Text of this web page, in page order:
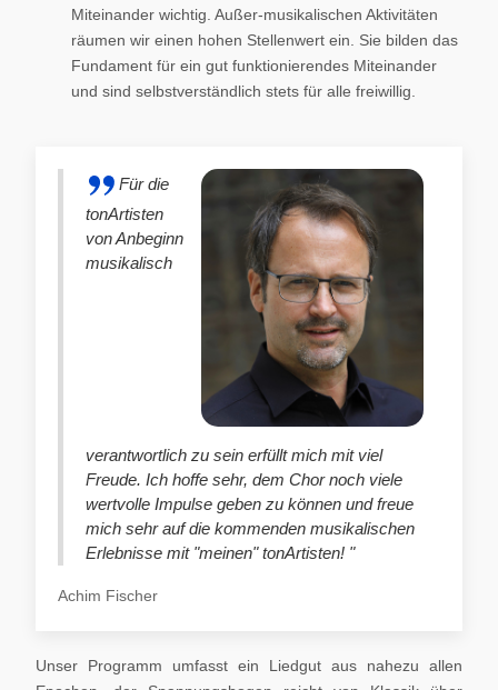
Miteinander wichtig. Außer-musikalischen Aktivitäten
räumen wir einen hohen Stellenwert ein. Sie bilden das
Fundament für ein gut funktionierendes Miteinander
und sind selbstverständlich stets für alle freiwillig.
Für die
tonArtisten
von Anbeginn
musikalisch
verantwortlich zu sein erfüllt mich mit viel
Freude. Ich hoffe sehr, dem Chor noch viele
wertvolle Impulse geben zu können und freue
mich sehr auf die kommenden musikalischen
Erlebnisse mit "meinen" tonArtisten! "
Achim Fischer
Unser Programm umfasst ein Liedgut aus nahezu allen